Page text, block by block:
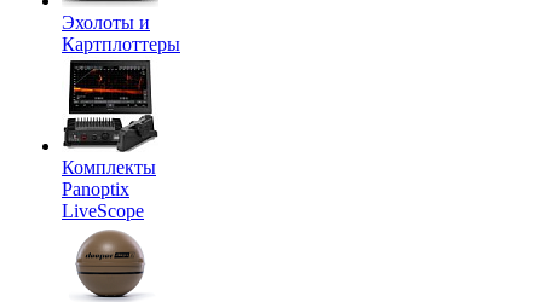
Эхолоты и
Картплоттеры
Комплекты
Panoptix
LiveScope